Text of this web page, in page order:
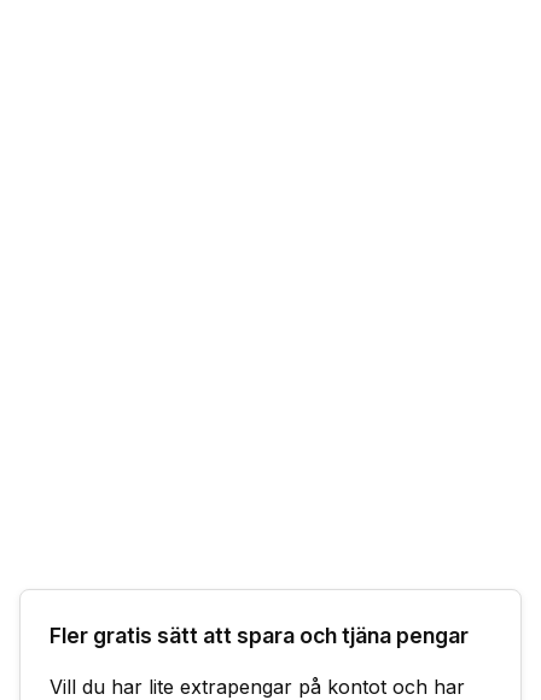
Fler gratis sätt att spara och tjäna pengar
Vill du har lite extrapengar på kontot och har